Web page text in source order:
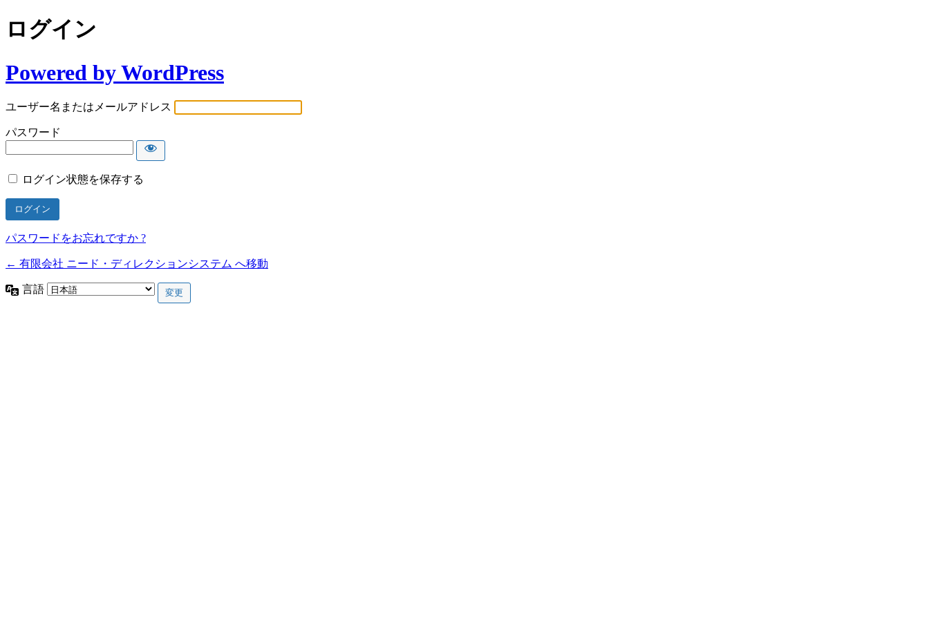
ログイン
Powered by WordPress
ユーザー名またはメールアドレス
パスワード
ログイン状態を保存する
パスワードをお忘れですか ?
← 有限会社 ニード・ディレクションシステム へ移動
言語